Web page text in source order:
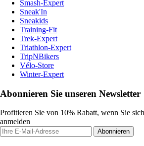
Smash-Expert
Sneak'In
Sneakids
Training-Fit
Trek-Expert
Triathlon-Expert
TripNBikers
Vélo-Store
Winter-Expert
Abonnieren Sie unseren Newsletter
Profitieren Sie von 10% Rabatt, wenn Sie
anmelden
Abonnieren